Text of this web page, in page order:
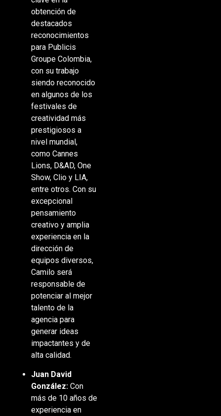
obtención de
destacados
reconocimientos
para Publicis
Groupe Colombia,
con su trabajo
siendo reconocido
en algunos de los
festivales de
creatividad más
prestigiosos a
nivel mundial,
como Cannes
Lions, D&AD, One
Show, Clio y LIA,
entre otros. Con su
excepcional
pensamiento
creativo y amplia
experiencia en la
dirección de
equipos diversos,
Camilo será
responsable de
potenciar al mejor
talento de la
agencia para
generar ideas
impactantes y de
alta calidad.
Juan David
González: Con
más de 10 años de
experiencia en